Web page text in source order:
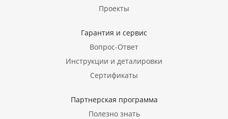
Проекты
Гарантия и сервис
Вопрос-Ответ
Инструкции и деталировки
Сертификаты
Партнерская программа
Полезно знать